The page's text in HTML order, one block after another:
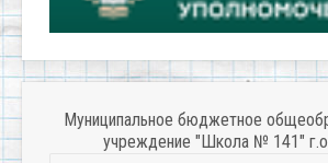
Муниципальное бюджетное
учреждение "Школа № 141"